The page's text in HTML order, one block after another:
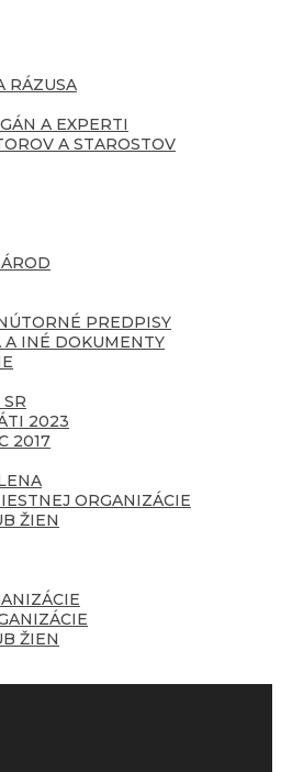
RÁZUSA
A EXPERTI
A STAROSTOV
PREDPISY
INÉ DOKUMENTY
2023
2017
ORGANIZÁCIE
ŽIEN
ŽIEN